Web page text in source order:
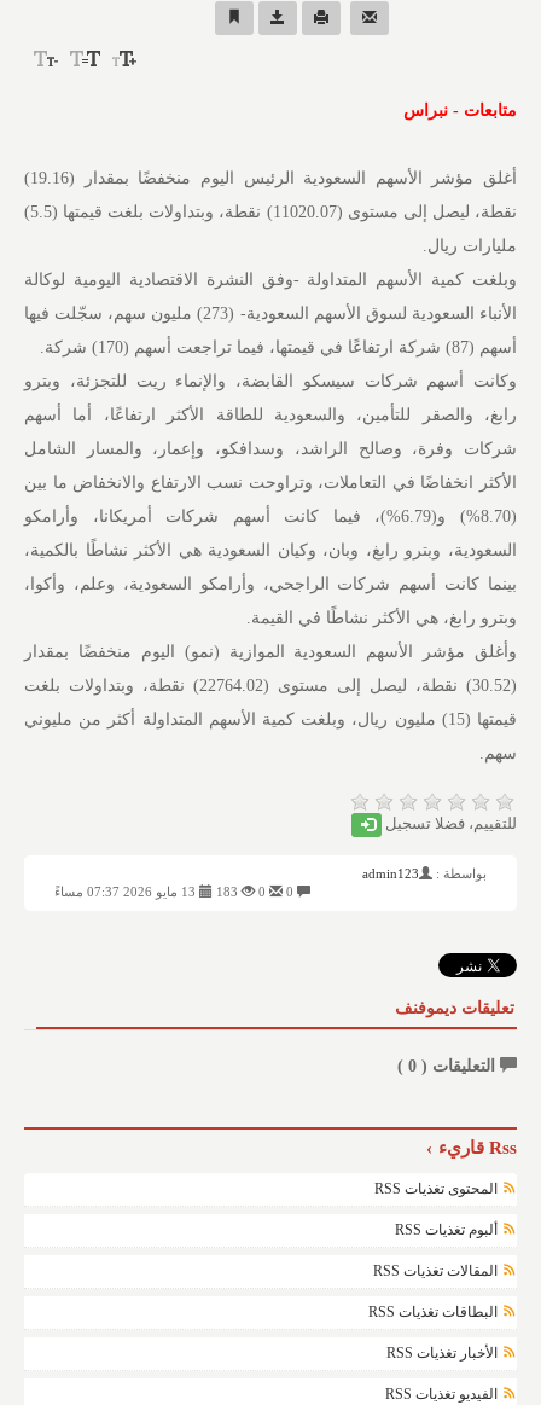
متابعات - نبراس
أغلق مؤشر الأسهم السعودية الرئيس اليوم منخفضًا بمقدار (19.16)
نقطة، ليصل إلى مستوى (11020.07) نقطة، وبتداولات بلغت قيمتها (5.5)
مليارات ريال.
وبلغت كمية الأسهم المتداولة -وفق النشرة الاقتصادية اليومية لوكالة
الأنباء السعودية لسوق الأسهم السعودية- (273) مليون سهم، سجّلت فيها
أسهم (87) شركة ارتفاعًا في قيمتها، فيما تراجعت أسهم (170) شركة.
وكانت أسهم شركات سيسكو القابضة، والإنماء ريت للتجزئة، وبترو
رابغ، والصقر للتأمين، والسعودية للطاقة الأكثر ارتفاعًا، أما أسهم
شركات وفرة، وصالح الراشد، وسدافكو، وإعمار، والمسار الشامل
الأكثر انخفاضًا في التعاملات، وتراوحت نسب الارتفاع والانخفاض ما بين
(8.70%) و(6.79%)، فيما كانت أسهم شركات أمريكانا، وأرامكو
السعودية، وبترو رابغ، وبان، وكيان السعودية هي الأكثر نشاطًا بالكمية،
بينما كانت أسهم شركات الراجحي، وأرامكو السعودية، وعلم، وأكوا،
وبترو رابغ، هي الأكثر نشاطًا في القيمة.
وأغلق مؤشر الأسهم السعودية الموازية (نمو) اليوم منخفضًا بمقدار
(30.52) نقطة، ليصل إلى مستوى (22764.02) نقطة، وبتداولات بلغت
قيمتها (15) مليون ريال، وبلغت كمية الأسهم المتداولة أكثر من مليوني
سهم.
للتقييم، فضلا تسجيل
بواسطة :
admin123
183
تعليقات ديموفنف
التعليقات ( 0
)
Rss قاريء
المحتوى تغذيات RSS
ألبوم تغذيات RSS
المقالات تغذيات RSS
البطاقات تغذيات RSS
الأخبار تغذيات RSS
الفيديو تغذيات RSS